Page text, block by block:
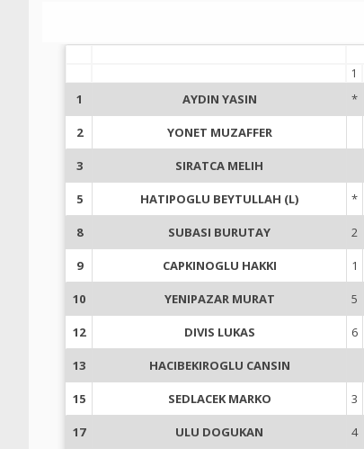
1
1 AYDIN YASIN *
2 YONET MUZAFFER
3 SIRATCA MELIH
5 HATIPOGLU BEYTULLAH (L) *
8 SUBASI BURUTAY 2
9 CAPKINOGLU HAKKI 1
10 YENIPAZAR MURAT 5
12 DIVIS LUKAS 6
13 HACIBEKIROGLU CANSIN
15 SEDLACEK MARKO 3
17 ULU DOGUKAN 4